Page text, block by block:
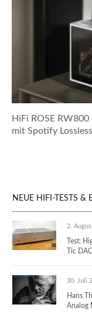
HiFi ROSE
mit Spotify Lossless
NEUE HIFI-TESTS &
2.
Test:
Tic
30. Juli
Hans
Analog